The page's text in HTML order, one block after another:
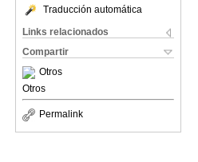
Traducción automática
Links relacionados
Compartir
Otros
Otros
Permalink